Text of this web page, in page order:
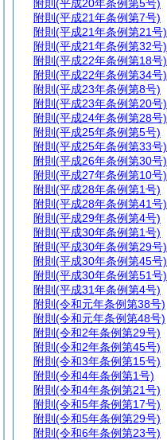
附則 (平成20年条例第5号)
附則 (平成21年条例第7号)
附則 (平成21年条例第21号)
附則 (平成21年条例第32号)
附則 (平成22年条例第18号)
附則 (平成22年条例第34号)
附則 (平成23年条例第8号)
附則 (平成23年条例第20号)
附則 (平成24年条例第28号)
附則 (平成25年条例第5号)
附則 (平成25年条例第33号)
附則 (平成26年条例第30号)
附則 (平成27年条例第10号)
附則 (平成28年条例第1号)
附則 (平成28年条例第41号)
附則 (平成29年条例第4号)
附則 (平成30年条例第1号)
附則 (平成30年条例第29号)
附則 (平成30年条例第45号)
附則 (平成30年条例第51号)
附則 (平成31年条例第4号)
附則 (令和元年条例第38号)
附則 (令和元年条例第48号)
附則 (令和2年条例第29号)
附則 (令和2年条例第45号)
附則 (令和3年条例第15号)
附則 (令和4年条例第1号)
附則 (令和4年条例第21号)
附則 (令和5年条例第17号)
附則 (令和5年条例第29号)
附則 (令和6年条例第23号)